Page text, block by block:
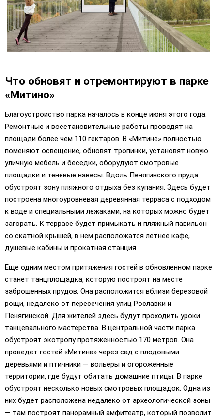
Что обновят и отремонтируют в парке
«Митино»
Благоустройство парка началось в конце июня этого года.
Ремонтные и восстановительные работы проводят на
площади более чем 110 гектаров. В «Митине» полностью
поменяют освещение, обновят тропинки, установят новую
уличную мебель и беседки, оборудуют смотровые
площадки и теневые навесы. Вдоль Пенягинского пруда
обустроят зону пляжного отдыха без купания. Здесь будет
построена многоуровневая деревянная терраса с подходом
к воде и специальными лежаками, на которых можно будет
загорать. К террасе будет примыкать и пляжный павильон
со скатной крышей, в нем расположатся летнее кафе,
душевые кабины и прокатная станция.
Еще одним местом притяжения гостей в обновленном парке
станет танцплощадка, которую построят на месте
заброшенных прудов. Она расположится вблизи березовой
рощи, недалеко от пересечения улиц Рославки и
Пенягинской. Для жителей здесь будут проходить уроки
танцевального мастерства. В центральной части парка
обустроят экотропу протяженностью 170 метров. Она
проведет гостей «Митина» через сад с плодовыми
деревьями и птичники — вольеры и огороженные
территории, где будут обитать домашние птицы. В парке
обустроят несколько новых смотровых площадок. Одна из
них будет расположена недалеко от археологической зоны
— там построят панорамный амфитеатр, который позволит